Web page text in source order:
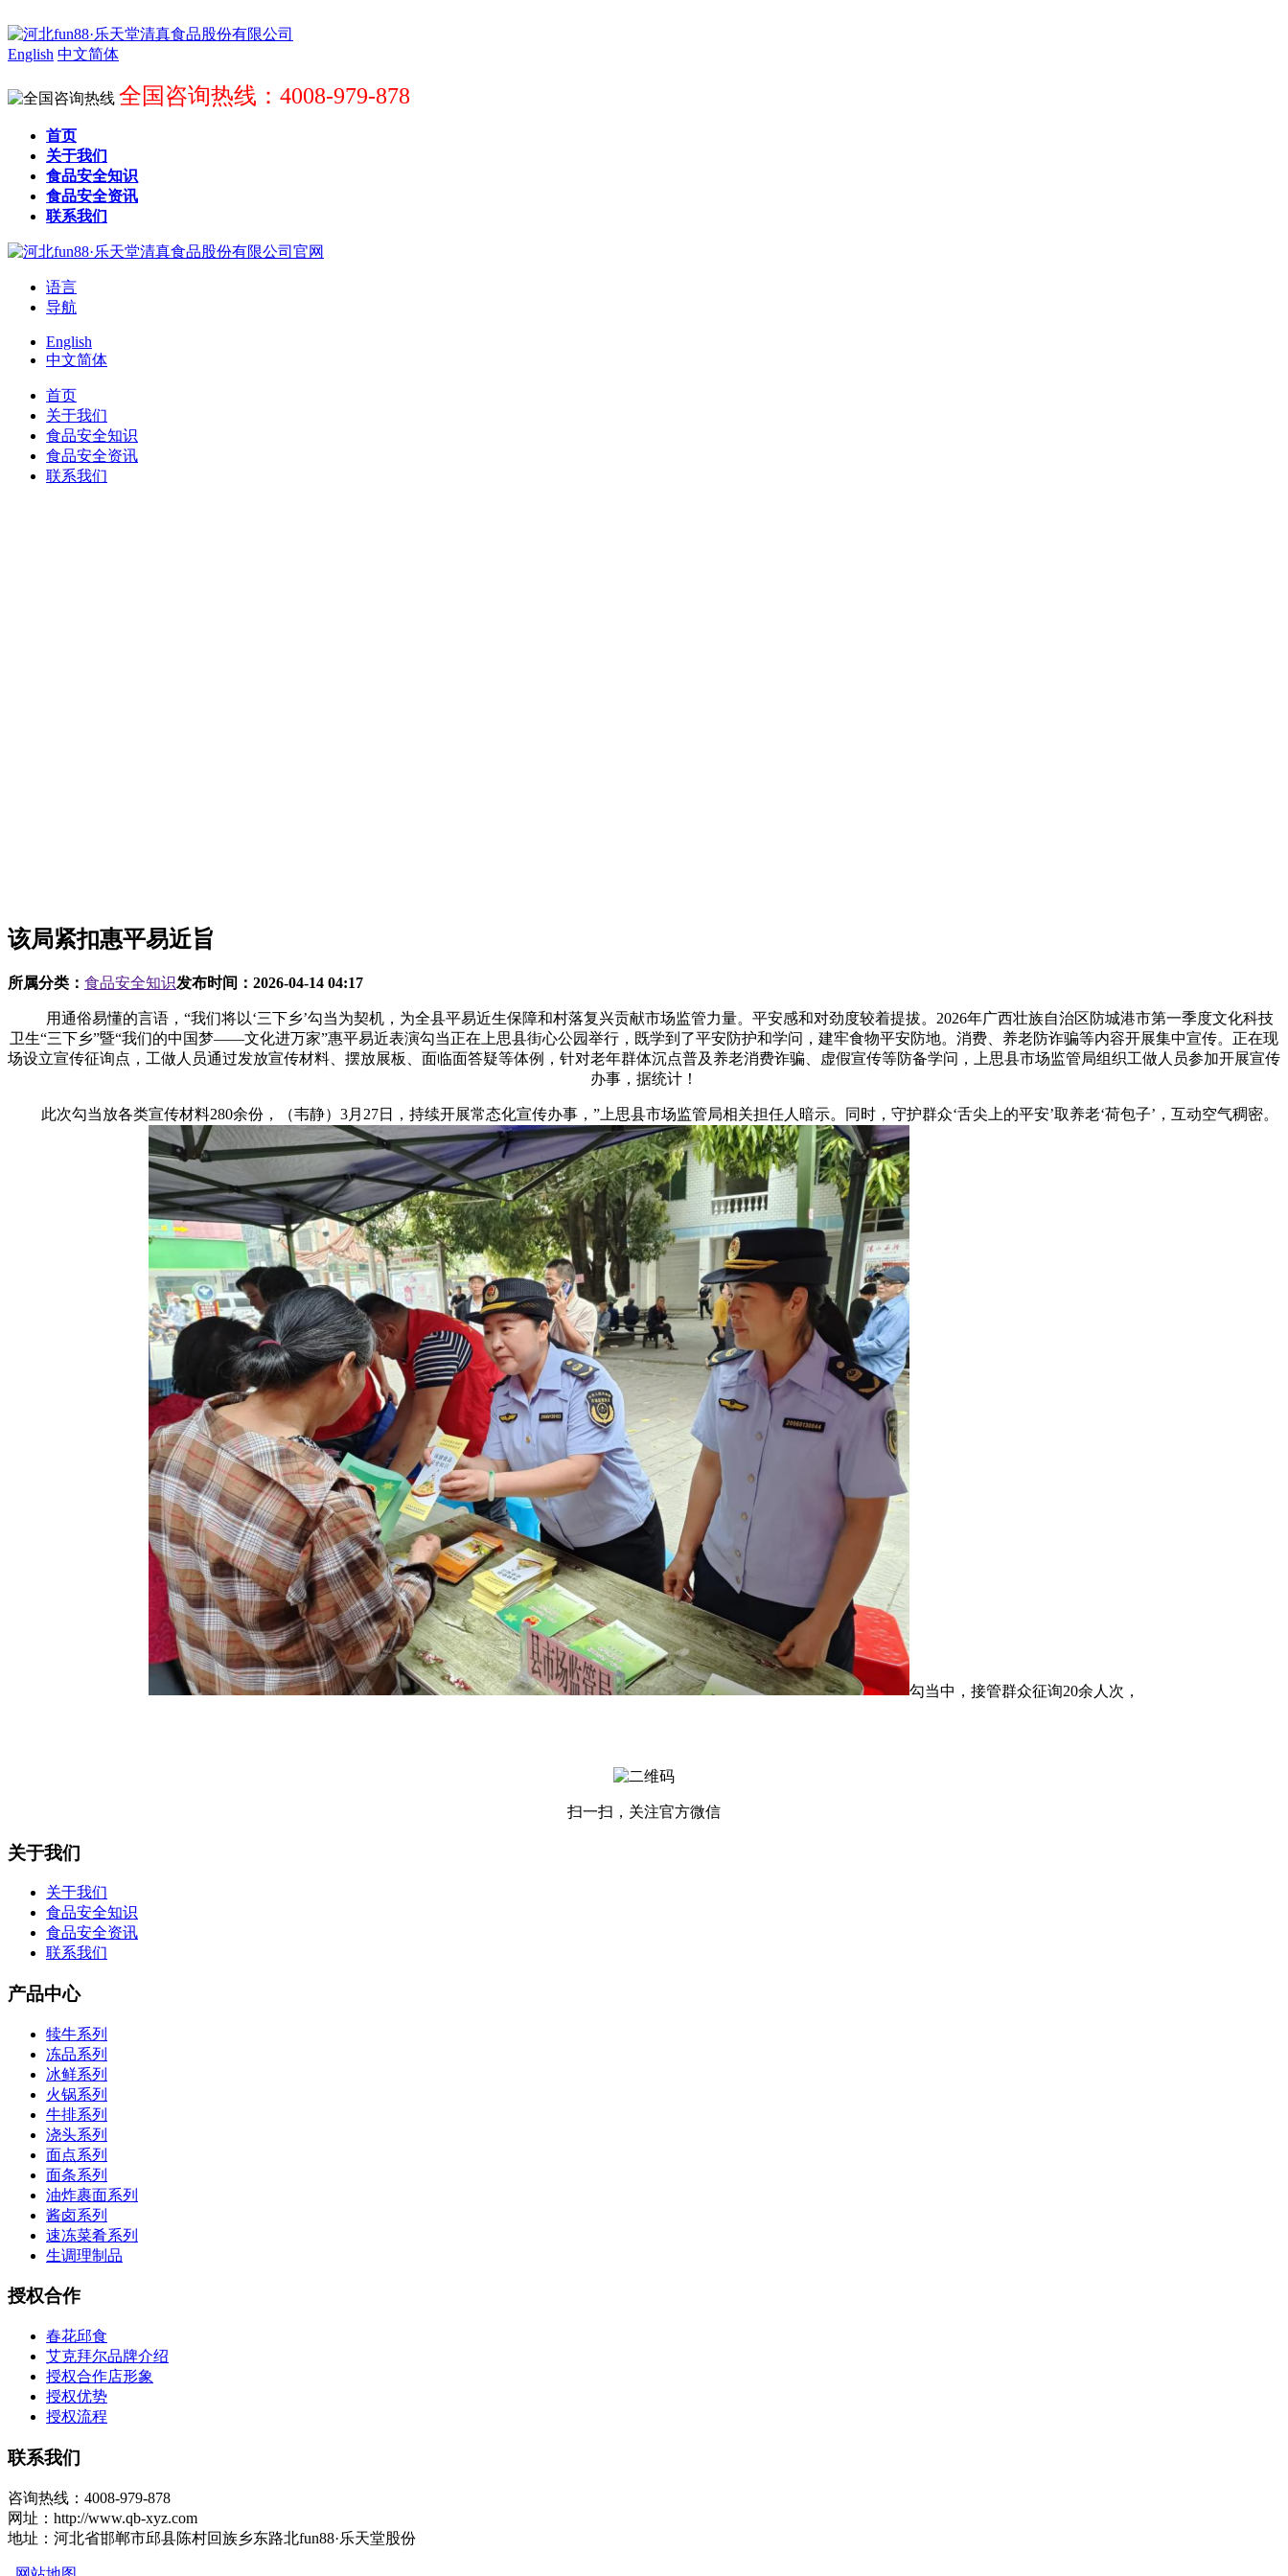
English 中文简体
全国咨询热线：4008-979-878
首页
关于我们
食品安全知识
食品安全资讯
联系我们
语言
导航
English
中文简体
首页
关于我们
食品安全知识
食品安全资讯
联系我们
该局紧扣惠平易近旨
所属分类： 食品安全知识发布时间： 2026-04-14 04:17
用通俗易懂的言语，“我们将以‘三下乡’勾当为契机，为全县平易近生保障和村落复兴贡献市场监管力量。平安感和对劲度较着提拔。2026年广西壮族自治区防城港市第一季度文化科技
卫生“三下乡”暨“我们的中国梦——文化进万家”惠平易近表演勾当正在上思县街心公园举行，既学到了平安防护和学问，建牢食物平安防地。消费、养老防诈骗等内容开展集中宣传。正在现
场设立宣传征询点，工做人员通过发放宣传材料、摆放展板、面临面答疑等体例，针对老年群体沉点普及养老消费诈骗、虚假宣传等防备学问，上思县市场监管局组织工做人员参加开展宣传
办事，据统计！
此次勾当放各类宣传材料280余份，（韦静）3月27日，持续开展常态化宣传办事，”上思县市场监管局相关担任人暗示。同时，守护群众‘舌尖上的平安’取养老‘荷包子’，互动空气稠密。
勾当中，接管群众征询20余人次，
扫一扫，关注官方微信
关于我们
关于我们
食品安全知识
食品安全资讯
联系我们
产品中心
犊牛系列
冻品系列
冰鲜系列
火锅系列
牛排系列
浇头系列
面点系列
面条系列
油炸裹面系列
酱卤系列
速冻菜肴系列
生调理制品
授权合作
春花邱食
艾克拜尔品牌介绍
授权合作店形象
授权优势
授权流程
联系我们
咨询热线：4008-979-878
网址：http://www.qb-xyz.com
地址：河北省邯郸市邱县陈村回族乡东路北fun88·乐天堂股份